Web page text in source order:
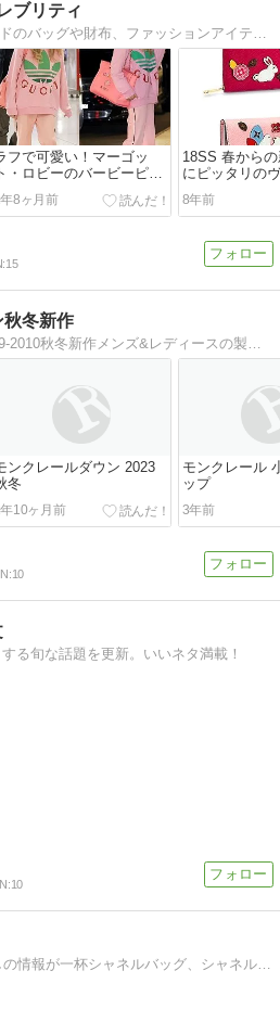
ブリティ
ブランド商品大好き ランドのバッグや財布、ファッションアイテムなどをご紹介。セレブが持ってるブランド商品なども紹介していきます。
フで可愛い！マーゴッ
ト・ロビーのバービーピン
クな空港スタイル
8ヶ月前
18SS 春から
にピッタリの
布
8年前
15
秋冬新作
モンクレールダウン2009-2010秋冬新作メンズ&レディースの製品・価格・ショップ情報を紹介
ンクレールダウン 2023
冬
10ヶ月前
モンクレール
ップ
3年前
10
る旬な話題を更新。いいネタ満載！
10
シャネルファンに一押しの情報が一杯シャネルバッグ、シャネル財布、シャネル化粧品などについて詳しくなろう。